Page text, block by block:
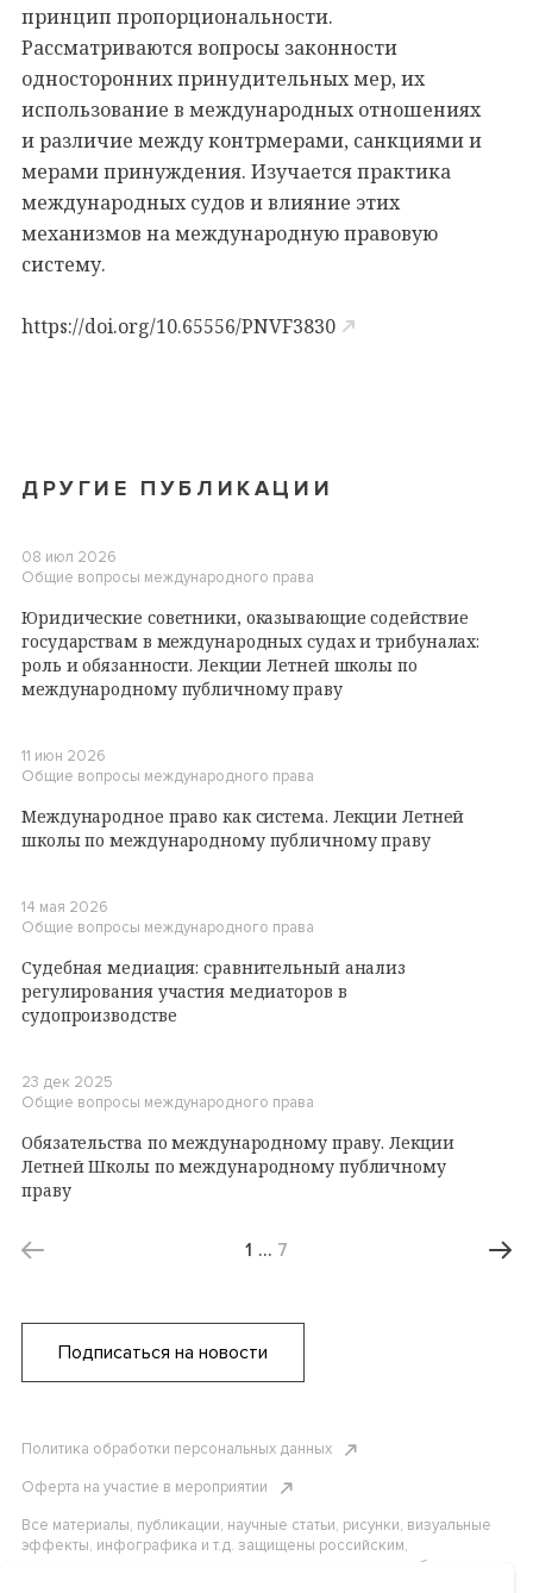
принцип пропорциональности.
Рассматриваются вопросы законности
односторонних принудительных мер, их
использование в международных отношениях
и различие между контрмерами, санкциями и
мерами принуждения. Изучается практика
международных судов и влияние этих
механизмов на международную правовую
систему.
https://doi.org/10.65556/PNVF3830
ДРУГИЕ ПУБЛИКАЦИИ
08 июл 2026
Общие вопросы международного права
Юридические советники, оказывающие содействие
государствам в международных судах и трибуналах:
роль и обязанности. Лекции Летней школы по
международному публичному праву
11 июн 2026
Общие вопросы международного права
Международное право как система. Лекции Летней
школы по международному публичному праву
14 мая 2026
Общие вопросы международного права
Судебная медиация: сравнительный анализ
регулирования участия медиаторов в
судопроизводстве
23 дек 2025
Общие вопросы международного права
Обязательства по международному праву. Лекции
Летней Школы по международному публичному
праву
1 … 7
Подписаться на новости
Политика обработки персональных данных
Оферта на участие в мероприятии
Все материалы, публикации, научные статьи, рисунки, визуальные
эффекты, инфографика и т.д. защищены российским,
американским и международным законодательством об авторском